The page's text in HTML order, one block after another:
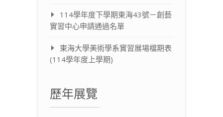
114學年度下學期東海43號－創藝
實習中心申請通過名單
東海大學美術學系實習展場檔期表
(114學年度上學期)
歷年展覽